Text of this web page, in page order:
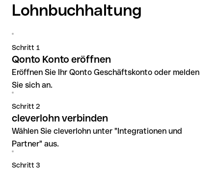
Lohnbuchhaltung
Schritt 1
Qonto Konto eröffnen
Eröffnen Sie Ihr Qonto Geschäftskonto oder melden
Sie sich an.
Schritt 2
cleverlohn verbinden
Wählen Sie cleverlohn unter "Integrationen und
Partner" aus.
Schritt 3